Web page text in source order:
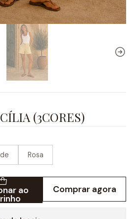
(3CORES)
Rosa
ao Comprar agora